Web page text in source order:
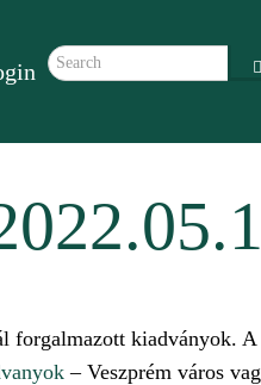
Search
forgalmazott kiadványok.
– Veszprém város